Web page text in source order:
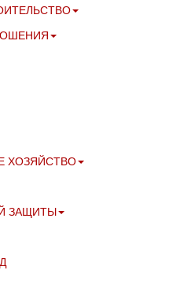
ХОЗЯЙСТВО
ЗАЩИТЫ